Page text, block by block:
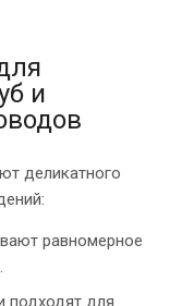
и
деликатного
равномерное
подходят для